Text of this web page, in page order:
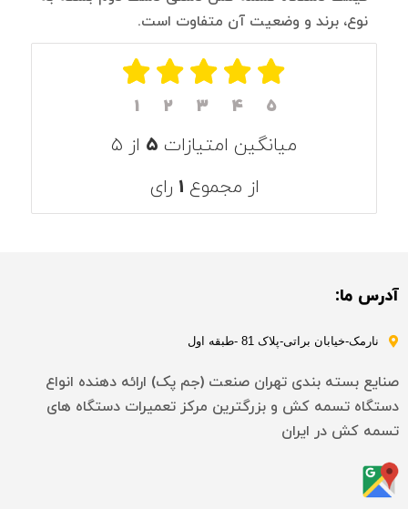
نوع، برند و وضعیت آن متفاوت است.
۱ ۲ ۳ ۴ ۵
میانگین امتیازات ۵ از ۵
از مجموع ۱ رای
آدرس ما:
نارمک-خیابان براتی-پلاک 81 -طبقه اول
صنایع بسته بندی تهران صنعت (جم پک) ارائه دهنده انواع
دستگاه تسمه کش و بزرگترین مرکز تعمیرات دستگاه های
تسمه کش در ایران